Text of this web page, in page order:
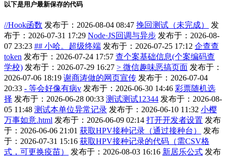
以下是用户最新保存的代码
//Hook函数 发布于：2026-08-04 08:47 挽回测试（未完成）
发
布于：2026-07-31 17:29 Node·JS回调与异步 发布于：2026-08-
07 23:23 ## 小哈。超级终端 发布于：2026-07-25 17:12 企查查
token 发布于：2026-07-24 17:57 查个案基础信息(个案编码查
学校) 发布于：2026-07-29 16:27 > 微信趣味恶搞页面 发布于：
2026-07-06 18:19 谢商涛做的网页宣传 发布于：2026-07-04
20:33 - 等会好像有病v 发布于：2026-06-30 14:46 彩票随机选
择 发布于：2026-06-28 00:33 测试测试12344 发布于：2026-08-
05 11:48 测试本单位异常记录 发布于：2026-06-10 11:32 小樱
万事如意.html 发布于：2026-06-09 02:14 打开开发者设置 发布
于：2026-06-06 21:01 获取HPV接种记录（通过接种台）
发布
于：2026-07-31 15:16 获取HPV接种记录的代码（需CSV格
式，可更换疫苗）
发布于：2026-08-03 16:16 新居乐公式 发布